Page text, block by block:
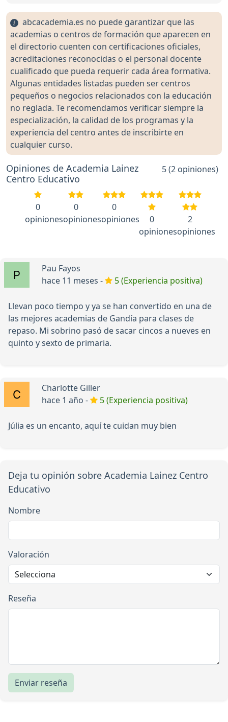
abcacademia.es no puede garantizar que las
academias o centros de formación que aparecen en
el directorio cuenten con certificaciones oficiales,
acreditaciones reconocidas o el personal docente
cualificado que pueda requerir cada área formativa.
Algunas entidades listadas pueden ser centros
pequeños o negocios relacionados con la educación
no reglada. Te recomendamos verificar siempre la
especialización, la calidad de los programas y la
experiencia del centro antes de inscribirte en
cualquier curso.
Opiniones de Academia Lainez
Centro Educativo
5 (2 opiniones)
0
opiniones
0
opiniones
0
opiniones
0
opiniones
2
opiniones
Pau Fayos
hace 11 meses -
5 (Experiencia positiva)
Llevan poco tiempo y ya se han convertido en una de
las mejores academias de Gandía para clases de
repaso. Mi sobrino pasó de sacar cincos a nueves en
quinto y sexto de primaria.
Charlotte Giller
hace 1 año -
5 (Experiencia positiva)
Júlia es un encanto, aquí te cuidan muy bien
Deja tu opinión sobre Academia Lainez Centro
Educativo
Nombre
Valoración
Reseña
Enviar reseña